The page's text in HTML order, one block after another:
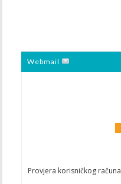
Webmail
Provjera korisničkog računa